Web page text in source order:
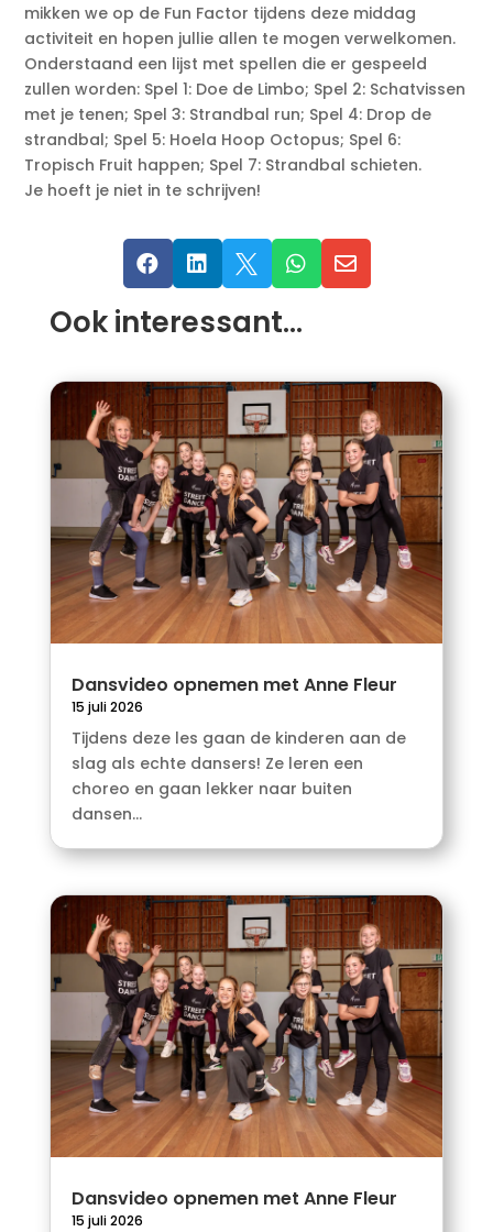
mikken we op de Fun Factor tijdens deze middag
activiteit en hopen jullie allen te mogen verwelkomen.
Onderstaand een lijst met spellen die er gespeeld
zullen worden: Spel 1: Doe de Limbo; Spel 2: Schatvissen
met je tenen; Spel 3: Strandbal run; Spel 4: Drop de
strandbal; Spel 5: Hoela Hoop Octopus; Spel 6:
Tropisch Fruit happen; Spel 7: Strandbal schieten.
Je hoeft je niet in te schrijven!
    
Ook interessant…
Dansvideo opnemen met Anne Fleur
15 juli 2026
Tijdens deze les gaan de kinderen aan de
slag als echte dansers! Ze leren een
choreo en gaan lekker naar buiten
dansen...
Dansvideo opnemen met Anne Fleur
15 juli 2026